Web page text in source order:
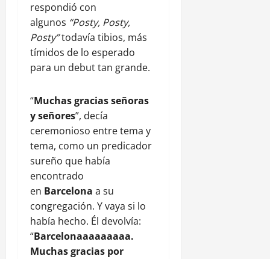
respondió con
algunos “Posty, Posty,
Posty”todavía tibios, más
tímidos de lo esperado
para un debut tan grande.
“Muchas gracias señoras
y señores”, decía
ceremonioso entre tema y
tema, como un predicador
sureño que había
encontrado
en Barcelona a su
congregación. Y vaya si lo
había hecho. Él devolvía:
“Barcelonaaaaaaaaa.
Muchas gracias por